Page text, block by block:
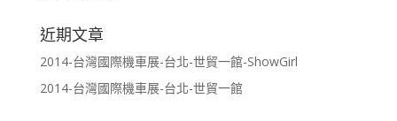
近期文章
2014-台灣國際機車展-台北-世貿一館-ShowGirl
2014-台灣國際機車展-台北-世貿一館